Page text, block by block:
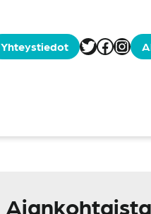
Yhteystiedot Tämä tässä on selite
Ajankohtaista